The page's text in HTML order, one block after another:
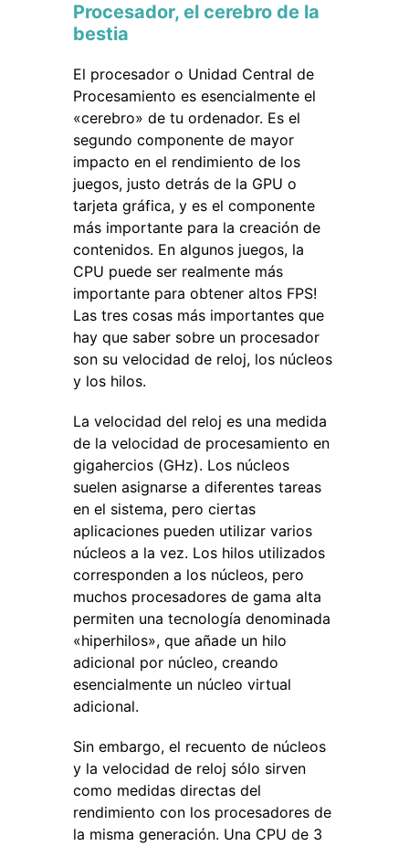
Procesador, el cerebro de la
bestia
El procesador o Unidad Central de
Procesamiento es esencialmente el
«cerebro» de tu ordenador. Es el
segundo componente de mayor
impacto en el rendimiento de los
juegos, justo detrás de la GPU o
tarjeta gráfica, y es el componente
más importante para la creación de
contenidos. En algunos juegos, la
CPU puede ser realmente más
importante para obtener altos FPS!
Las tres cosas más importantes que
hay que saber sobre un procesador
son su velocidad de reloj, los núcleos
y los hilos.
La velocidad del reloj es una medida
de la velocidad de procesamiento en
gigahercios (GHz). Los núcleos
suelen asignarse a diferentes tareas
en el sistema, pero ciertas
aplicaciones pueden utilizar varios
núcleos a la vez. Los hilos utilizados
corresponden a los núcleos, pero
muchos procesadores de gama alta
permiten una tecnología denominada
«hiperhilos», que añade un hilo
adicional por núcleo, creando
esencialmente un núcleo virtual
adicional.
Sin embargo, el recuento de núcleos
y la velocidad de reloj sólo sirven
como medidas directas del
rendimiento con los procesadores de
la misma generación. Una CPU de 3